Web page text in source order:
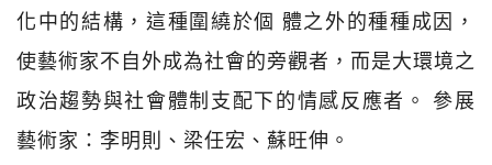
化中的結構，這種圍繞於個 體之外的種種成因，
使藝術家不自外成為社會的旁觀者，而是大環境之
政治趨勢與社會體制支配下的情感反應者。 參展
藝術家：李明則、梁任宏、蘇旺伸。